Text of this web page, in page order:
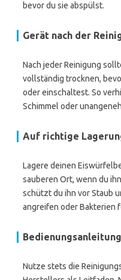
bevor du sie abspülst.
Gerät nach der
Nach jeder Reinigung
vollständig trocknen,
oder einschaltest. So
Schimmel oder
Auf richtige
Lagere deinen
sauberen Ort, wenn du
schützt du ihn vor Staub
angreifen oder Bakterien
Nutze stets die